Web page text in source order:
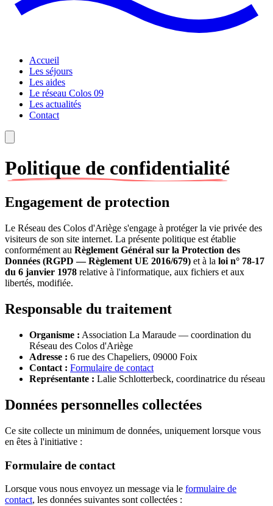
Accueil
Les séjours
Les aides
Le réseau Colos 09
Les actualités
Contact
Politique de confidentialité
Engagement de protection
Le Réseau des Colos d'Ariège s'engage à protéger la vie privée des
visiteurs de son site internet. La présente politique est établie
conformément au Règlement Général sur la Protection des
Données (RGPD — Règlement UE 2016/679) et à la loi n° 78-17
du 6 janvier 1978 relative à l'informatique, aux fichiers et aux
libertés, modifiée.
Responsable du traitement
Organisme : Association La Maraude — coordination du
Réseau des Colos d'Ariège
Adresse : 6 rue des Chapeliers, 09000 Foix
Contact : Formulaire de contact
Représentante : Lalie Schlotterbeck, coordinatrice du réseau
Données personnelles collectées
Ce site collecte un minimum de données, uniquement lorsque vous
en êtes à l'initiative :
Formulaire de contact
Lorsque vous nous envoyez un message via le formulaire de
contact, les données suivantes sont collectées :